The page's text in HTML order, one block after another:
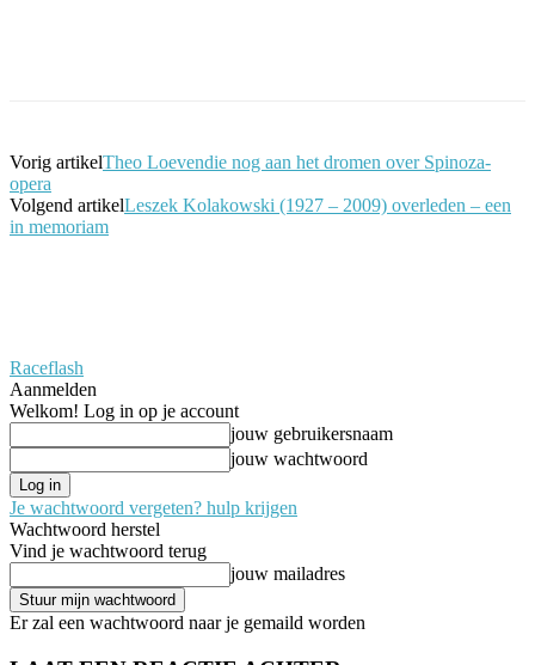
Vorig artikelTheo Loevendie nog aan het dromen over Spinoza-
opera
Volgend artikelLeszek Kolakowski (1927 – 2009) overleden – een
in memoriam
Raceflash
Aanmelden
Welkom! Log in op je account
jouw gebruikersnaam
jouw wachtwoord
Je wachtwoord vergeten? hulp krijgen
Wachtwoord herstel
Vind je wachtwoord terug
jouw mailadres
Er zal een wachtwoord naar je gemaild worden